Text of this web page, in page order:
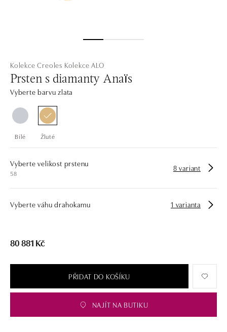
Kolekce Creoles Kolekce ALO
Prsten s diamanty Anaïs
Vyberte barvu zlata
Bílé Žluté
Vyberte velikost prstenu
58
8 variant
Vyberte váhu drahokamu 1 varianta
80 881 Kč
PŘIDAT DO KOŠÍKU
NAJÍT NA BUTIKU